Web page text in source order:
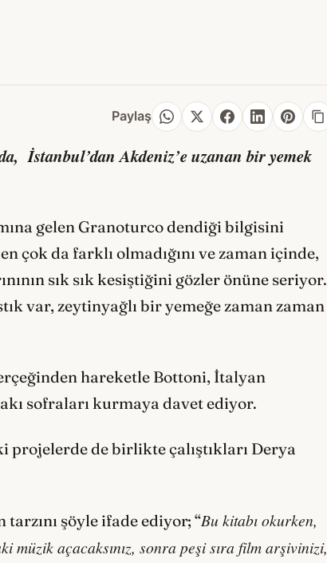
Paylaş
İstanbul’dan Akdeniz’e uzanan bir yemek
gelen Granoturco dendiği bilgisini
da farklı olmadığını ve zaman içinde,
sık sık kesiştiğini gözler önüne seriyor.
var, zeytinyağlı bir yemeğe zaman zaman
hareketle Bottoni, İtalyan
sofraları kurmaya davet ediyor.
projelerde de birlikte çalıştıkları Derya
şöyle ifade ediyor; “Bu kitabı okurken,
müzik açacaksınız, sonra peşi sıra film arşivinizi,